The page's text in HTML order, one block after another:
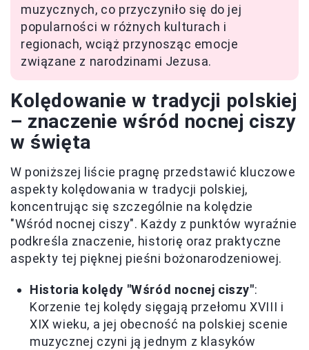
muzycznych, co przyczyniło się do jej
popularności w różnych kulturach i
regionach, wciąż przynosząc emocje
związane z narodzinami Jezusa.
Kolędowanie w tradycji polskiej
– znaczenie wśród nocnej ciszy
w święta
W poniższej liście pragnę przedstawić kluczowe
aspekty kolędowania w tradycji polskiej,
koncentrując się szczególnie na kolędzie
"Wśród nocnej ciszy". Każdy z punktów wyraźnie
podkreśla znaczenie, historię oraz praktyczne
aspekty tej pięknej pieśni bożonarodzeniowej.
Historia kolędy "Wśród nocnej ciszy":
Korzenie tej kolędy sięgają przełomu XVIII i
XIX wieku, a jej obecność na polskiej scenie
muzycznej czyni ją jednym z klasyków